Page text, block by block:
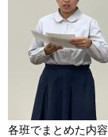
各班でまとめた内